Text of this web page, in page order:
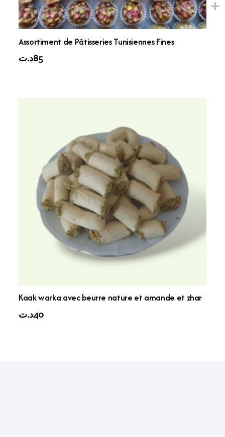
Assortiment de Pâtisseries Tunisiennes Fines
85د.ت
Kaak warka avec beurre nature et amande et zhar
40د.ت